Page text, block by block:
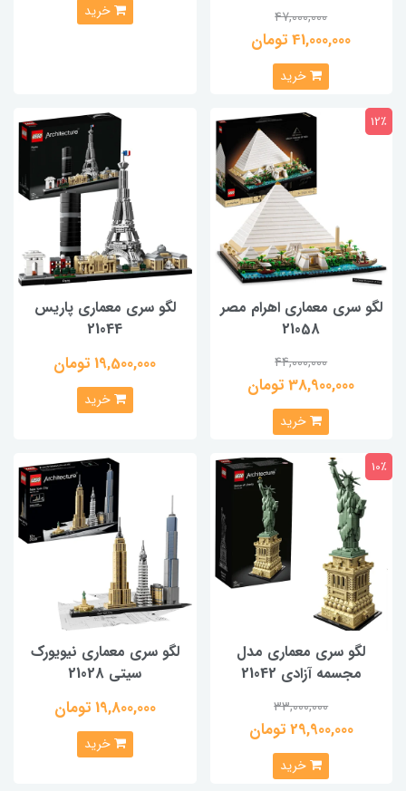
47,000,000
41,000,000 تومان
خرید
خرید
لگو سری معماری اهرام مصر
21058
44,000,000
38,900,000 تومان
12٪
خرید
لگو سری معماری پاریس
21044
19,500,000 تومان
خرید
لگو سری معماری مدل
مجسمه آزادی 21042
33,000,000
29,900,000 تومان
10٪
خرید
لگو سری معماری نیویورک
سیتی 21028
19,800,000 تومان
خرید